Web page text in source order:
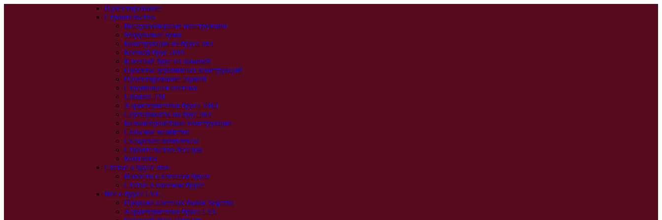
Проектирование
Строительство
Воздухоопорные конструкции
Модульные дома
Конструкции из бруса лвл
Кееный брус ЛВЛ
Клееный брус из ламелей
Проекты деревянных конструкций
Проектирование зданий
Стропильная система
Ultralam TM
Характеристики бруса ЛВЛ
Сертификаты на брус лвл
Большепролётные конструкции
Сельское хозяйство
Складские комплексы
Строительство беседок
Контакты
Статьи о брусе лвл
Новости о клееном брусе
Статьи о клееном брусе
Все о брусе LVL
Продажа клееных балок Segezha
Характеристики бруса LVL